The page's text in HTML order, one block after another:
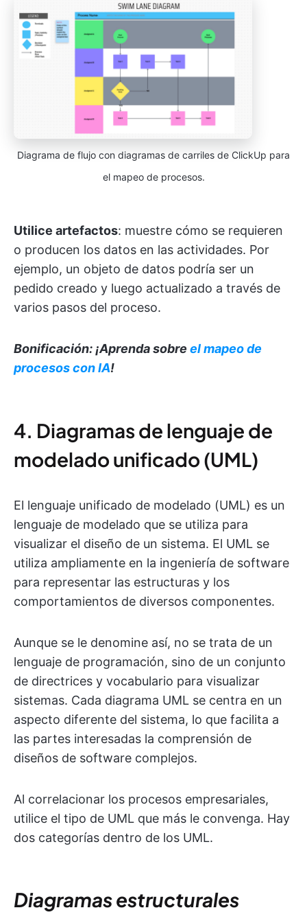
Diagrama de flujo con diagramas de carriles de ClickUp para
el mapeo de procesos.
Utilice artefactos: muestre cómo se requieren
o producen los datos en las actividades. Por
ejemplo, un objeto de datos podría ser un
pedido creado y luego actualizado a través de
varios pasos del proceso.
Bonificación: ¡Aprenda sobre el mapeo de
procesos con IA!
4. Diagramas de lenguaje de
modelado unificado (UML)
El lenguaje unificado de modelado (UML) es un
lenguaje de modelado que se utiliza para
visualizar el diseño de un sistema. El UML se
utiliza ampliamente en la ingeniería de software
para representar las estructuras y los
comportamientos de diversos componentes.
Aunque se le denomine así, no se trata de un
lenguaje de programación, sino de un conjunto
de directrices y vocabulario para visualizar
sistemas. Cada diagrama UML se centra en un
aspecto diferente del sistema, lo que facilita a
las partes interesadas la comprensión de
diseños de software complejos.
Al correlacionar los procesos empresariales,
utilice el tipo de UML que más le convenga. Hay
dos categorías dentro de los UML.
Diagramas estructurales